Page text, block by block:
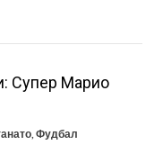
Супер Марио
, Фудбал